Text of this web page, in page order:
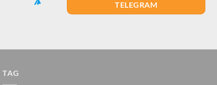
TELEGRAM
TAG